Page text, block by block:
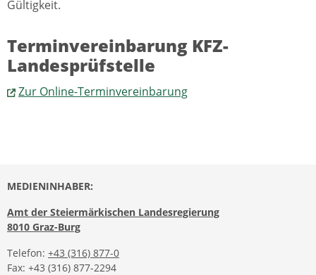
Gültigkeit.
Terminvereinbarung KFZ-
Landesprüfstelle
Zur Online-Terminvereinbarung
MEDIENINHABER:
Amt der Steiermärkischen Landesregierung
8010 Graz-Burg
Telefon: +43 (316) 877-0
Fax: +43 (316) 877-2294